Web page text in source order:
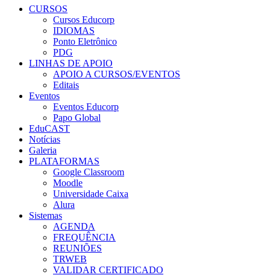
CURSOS
Cursos Educorp
IDIOMAS
Ponto Eletrônico
PDG
LINHAS DE APOIO
APOIO A CURSOS/EVENTOS
Editais
Eventos
Eventos Educorp
Papo Global
EduCAST
Notícias
Galeria
PLATAFORMAS
Google Classroom
Moodle
Universidade Caixa
Alura
Sistemas
AGENDA
FREQUÊNCIA
REUNIÕES
TRWEB
VALIDAR CERTIFICADO